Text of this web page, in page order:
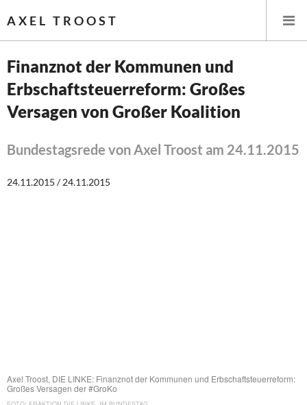
AXEL TROOST
Startseite
Themen
Leitlinien linker Wirtschafts- und Finanzpolitik
Wirtschaftspolitik
Memo-Gruppe
Finanznot der Kommunen und
Erbschaftsteuerreform: Großes
Versagen von Großer Koalition
Bundestagsrede von Axel Troost am 24.11.2015
24.11.2015 / 24.11.2015
Axel Troost, DIE LINKE: Finanznot der Kommunen und Erbschaftsteuerreform:
Großes Versagen der #GroKo